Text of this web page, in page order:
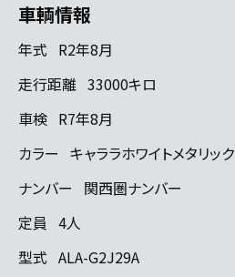
車輌情報
年式 R2年8月
走行距離 33000キロ
車検 R7年8月
カラー キャララホワイトメタリック
ナンバー
関西圏ナンバー
定員 4人
型式 ALA-G2J29A